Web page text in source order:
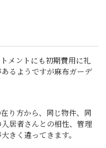
メントにも初期費用に礼
るようですが麻布ガーデ
り方から、同じ物件、同
居者さんとの相性、管理
きく違ってきます。